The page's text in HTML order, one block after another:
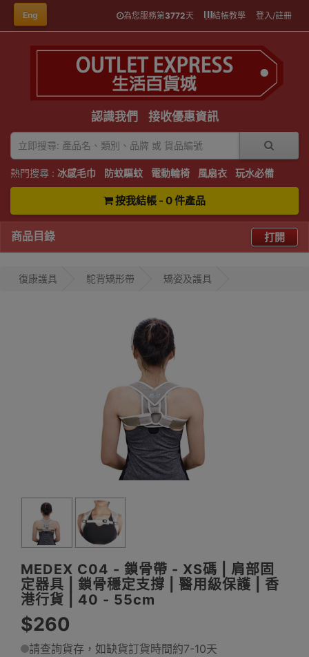
Eng 為您服務第3772天 結帳教學 登入/註冊
認識我們 接收優惠資訊
熱門搜尋 : 冰感毛巾 防蚊驅蚊 電動輪椅 風扇衣 玩水必備
按我結帳 - 0 件產品
商品目錄 打開
復康護具 駝背矯形帶 矯姿及護具
MEDEX C04 - 鎖骨帶 - XS碼 | 肩部固
定器具 | 鎖骨穩定支撐 | 醫用級保護 | 香
港行貨 | 40 - 55cm
$260
請查詢貨存，如缺貨訂貨時間約7-10天